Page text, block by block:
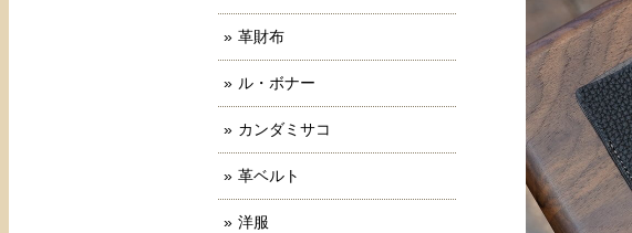
革財布
ル・ボナー
カンダミサコ
革ベルト
洋服